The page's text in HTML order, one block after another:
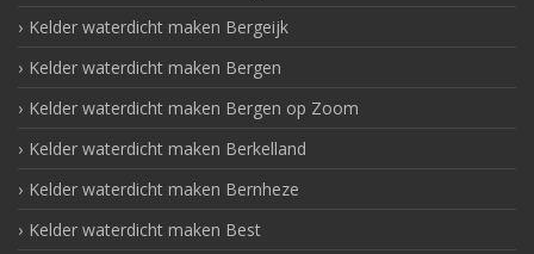
Kelder waterdicht maken Bergeijk
Kelder waterdicht maken Bergen
Kelder waterdicht maken Bergen op Zoom
Kelder waterdicht maken Berkelland
Kelder waterdicht maken Bernheze
Kelder waterdicht maken Best